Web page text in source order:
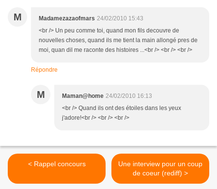
M Madamezazaofmars 24/02/2010 15:43
<br /> Un peu comme toi, quand mon fils decouvre de
nouvelles choses, quand ils me tient la main allongé pres de
moi, quan dil me raconte des histoires ...<br /> <br /> <br />
Répondre
M Maman@home 24/02/2010 16:13
<br /> Quand ils ont des étoiles dans les yeux
j'adore!<br /> <br /> <br />
< Rappel concours
Une interview pour un coup
de coeur (rediff) >